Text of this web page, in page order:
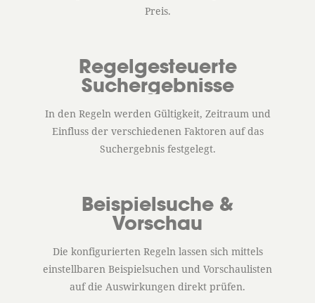
Preis.
Regelgesteuerte
Suchergebnisse
In den Regeln werden Gültigkeit, Zeitraum und
Einfluss der verschiedenen Faktoren auf das
Suchergebnis festgelegt.
Beispielsuche &
Vorschau
Die konfigurierten Regeln lassen sich mittels
einstellbaren Beispielsuchen und Vorschaulisten
auf die Auswirkungen direkt prüfen.